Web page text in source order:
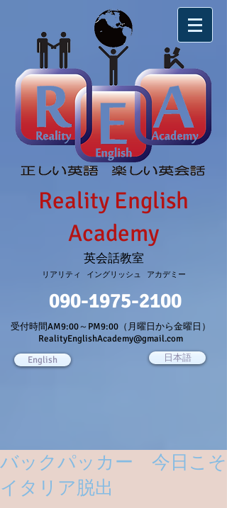
Reality English
Academy
英会話教室
リアリティ イングリッシュ アカデミー
090-1975-2100
受付時間AM9:00～PM9:00（月曜日から金曜日）
RealityEnglishAcademy@gmail.com
English
日本語
バックパッカー 今日こそ
イタリア脱出